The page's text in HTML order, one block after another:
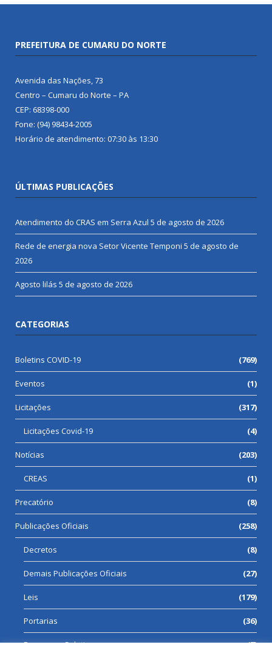
PREFEITURA DE CUMARU DO NORTE
Avenida das Nações, 73
Centro – Cumaru do Norte – PA
CEP: 68398-000
Fone: (94) 98434-2005
Horário de atendimento: 07:30 às 13:30
ÚLTIMAS PUBLICAÇÕES
Atendimento do CRAS em Serra Azul 5 de agosto de 2026
Rede de energia nova Setor Vicente Temponi 5 de agosto de
2026
Agosto lilás 5 de agosto de 2026
CATEGORIAS
Boletins COVID-19 (769)
Eventos (1)
Licitações (317)
Licitações Covid-19 (4)
Notícias (203)
CREAS (1)
Precatório (8)
Publicações Oficiais (258)
Decretos (8)
Demais Publicações Oficiais (27)
Leis (179)
Portarias (36)
Processos Seletivos (7)